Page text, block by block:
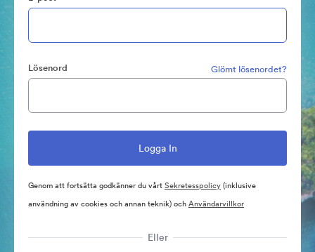
Lösenord Glömt lösenordet?
Genom att fortsätta godkänner du vårtSekretesspolicy(inklusive
användning av cookies och annan teknik) ochAnvändarvillkor
Eller